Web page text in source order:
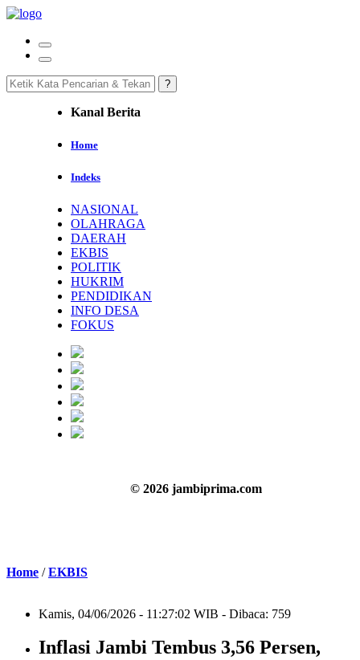
Kanal Berita
Home
Indeks
NASIONAL
OLAHRAGA
DAERAH
EKBIS
POLITIK
HUKRIM
PENDIDIKAN
INFO DESA
FOKUS
© 2026 jambiprima.com
Home /EKBIS
Kamis, 04/06/2026 - 11:27:02 WIB - Dibaca: 759
Inflasi Jambi Tembus 3,56 Persen,